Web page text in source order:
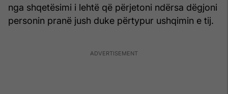
nga shqetësimi i lehtë që përjetoni ndërsa dëgjoni
personin pranë jush duke përtypur ushqimin e tij.